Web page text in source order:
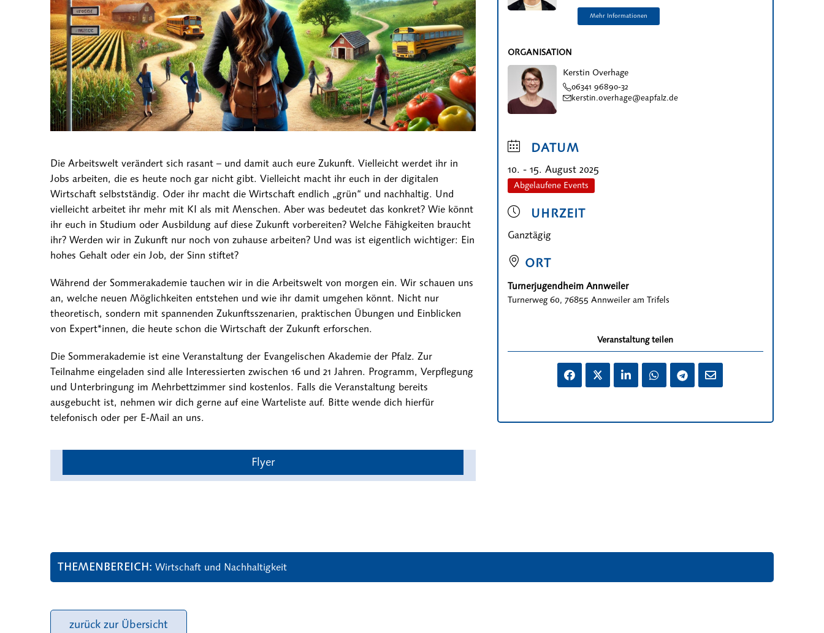
Die Arbeitswelt verändert sich rasant – und damit auch eure Zukunft. Vielleicht werdet ihr in
Jobs arbeiten, die es heute noch gar nicht gibt. Vielleicht macht ihr euch in der digitalen
Wirtschaft selbstständig. Oder ihr macht die Wirtschaft endlich „grün“ und nachhaltig. Und
vielleicht arbeitet ihr mehr mit KI als mit Menschen. Aber was bedeutet das konkret? Wie könnt
ihr euch in Studium oder Ausbildung auf diese Zukunft vorbereiten? Welche Fähigkeiten braucht
ihr? Werden wir in Zukunft nur noch von zuhause arbeiten? Und was ist eigentlich wichtiger: Ein
hohes Gehalt oder ein Job, der Sinn stiftet?
Während der Sommerakademie tauchen wir in die Arbeitswelt von morgen ein. Wir schauen uns
an, welche neuen Möglichkeiten entstehen und wie ihr damit umgehen könnt. Nicht nur
theoretisch, sondern mit spannenden Zukunftsszenarien, praktischen Übungen und Einblicken
von Expert*innen, die heute schon die Wirtschaft der Zukunft erforschen.
Die Sommerakademie ist eine Veranstaltung der Evangelischen Akademie der Pfalz. Zur
Teilnahme eingeladen sind alle Interessierten zwischen 16 und 21 Jahren. Programm, Verpflegung
und Unterbringung im Mehrbettzimmer sind kostenlos. Falls die Veranstaltung bereits
ausgebucht ist, nehmen wir dich gerne auf eine Warteliste auf. Bitte wende dich hierfür
telefonisch oder per E-Mail an uns.
Flyer
ORGANISATION
Kerstin Overhage
06341 96890-32
kerstin.overhage@eapfalz.de
DATUM
10. - 15. August 2025
Abgelaufene Events
UHRZEIT
Ganztägig
ORT
Turnerjugendheim Annweiler
Turnerweg 60, 76855 Annweiler am Trifels
Veranstaltung teilen
THEMENBEREICH Wirtschaft und Nachhaltigkeit
zurück zur Übersicht